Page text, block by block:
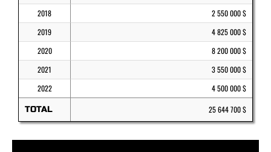
2018
2 550 000 $
2019
4 825 000 $
2020
8 200 000 $
2021
3 550 000 $
2022
4 500 000 $
TOTAL 25 644 700 $